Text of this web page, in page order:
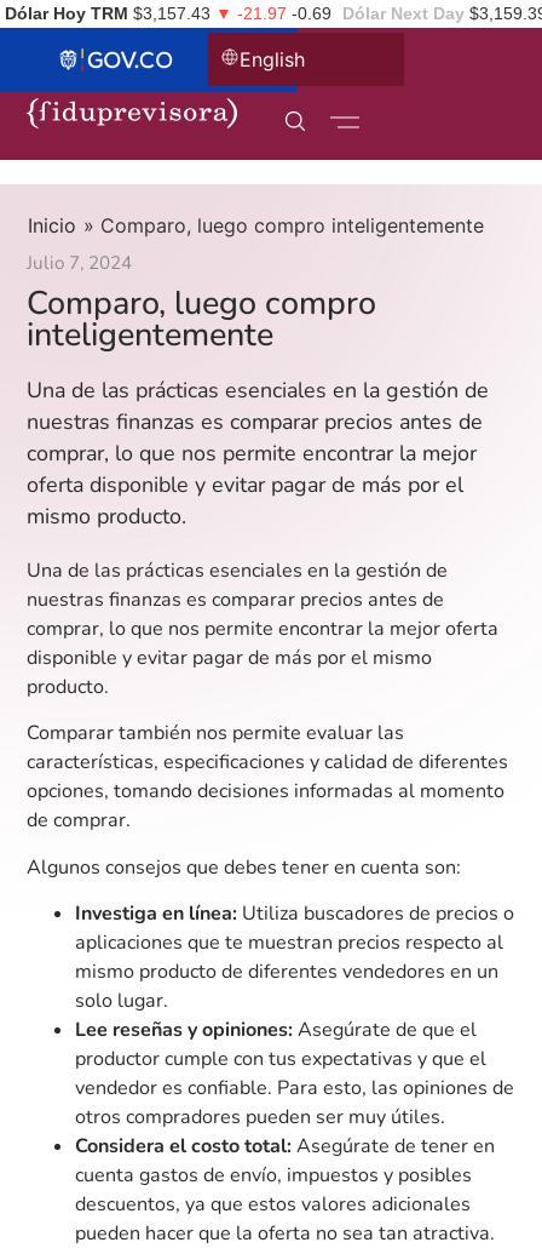
Dólar Hoy TRM $3,157.43 ▼ -21.97 -0.69 Dólar Next Day
English
Inicio » Comparo, luego compro inteligentemente
Julio 7, 2024
Comparo, luego compro
inteligentemente
Una de las prácticas esenciales en la gestión de
nuestras finanzas es comparar precios antes de
comprar, lo que nos permite encontrar la mejor
oferta disponible y evitar pagar de más por el
mismo producto.
Una de las prácticas esenciales en la gestión de
nuestras finanzas es comparar precios antes de
comprar, lo que nos permite encontrar la mejor oferta
disponible y evitar pagar de más por el mismo
producto.
Comparar también nos permite evaluar las
características, especificaciones y calidad de diferentes
opciones, tomando decisiones informadas al momento
de comprar.
Algunos consejos que debes tener en cuenta son:
Investiga en línea: Utiliza buscadores de precios o
aplicaciones que te muestran precios respecto al
mismo producto de diferentes vendedores en un
solo lugar.
Lee reseñas y opiniones:Asegúrate de que el
productor cumple con tus expectativas y que el
vendedor es confiable. Para esto, las opiniones de
otros compradores pueden ser muy útiles.
Considera el costo total:Asegúrate de tener en
cuenta gastos de envío, impuestos y posibles
descuentos, ya que estos valores adicionales
pueden hacer que la oferta no sea tan atractiva.